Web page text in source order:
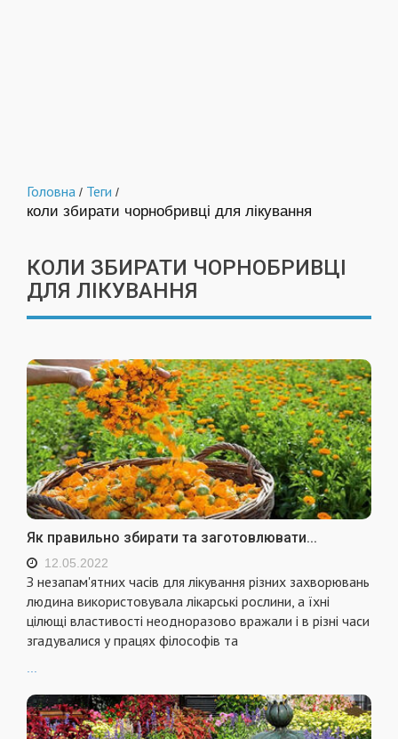
Головна / Теги /
коли збирати чорнобривці для лікування
КОЛИ ЗБИРАТИ ЧОРНОБРИВЦІ
ДЛЯ ЛІКУВАННЯ
Як правильно збирати та заготовлювати...
12.05.2022
З незапам'ятних часів для лікування різних захворювань
людина використовувала лікарські рослини, а їхні
цілющі властивості неодноразово вражали і в різні часи
згадувалися у працях філософів та
...